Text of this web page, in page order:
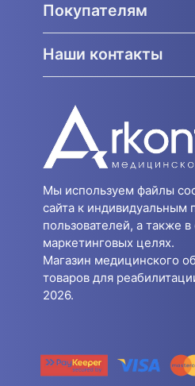
Покупателям
Наши контакты
Мы используем файлы
сайта к индивидуальным
пользователей, а также в
маркетинговых целях.
Магазин медицинского
товаров для
2026.